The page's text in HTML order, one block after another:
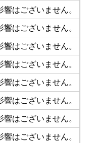
はございません。
はございません。
はございません。
はございません。
はございません。
はございません。
はございません。
はございません。